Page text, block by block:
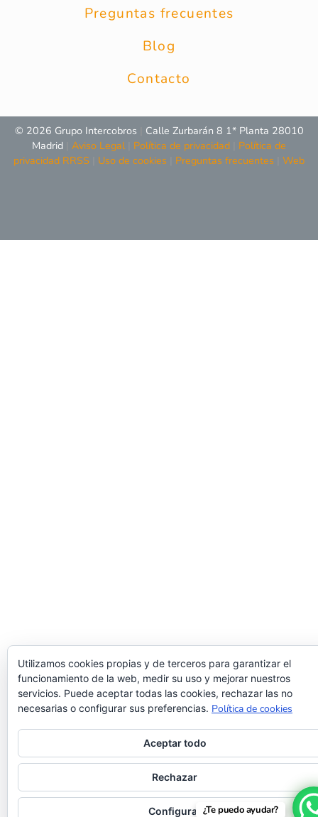
Preguntas frecuentes
Blog
Contacto
© 2026 Grupo Intercobros
Calle Zurbarán 8 1* Planta 28010
Madrid Aviso Legal Política de privacidad
Política de
privacidad RRSS
Uso de cookies Preguntas frecuentes Web
¿Te puedo ayudar?
Utilizamos cookies propias y de terceros para garantizar el
funcionamiento de la web, medir su uso y mejorar nuestros
servicios. Puede aceptar todas las cookies, rechazar las no
necesarias o configurar sus preferencias. Política de cookies
Aceptar todo
Rechazar
Configurar